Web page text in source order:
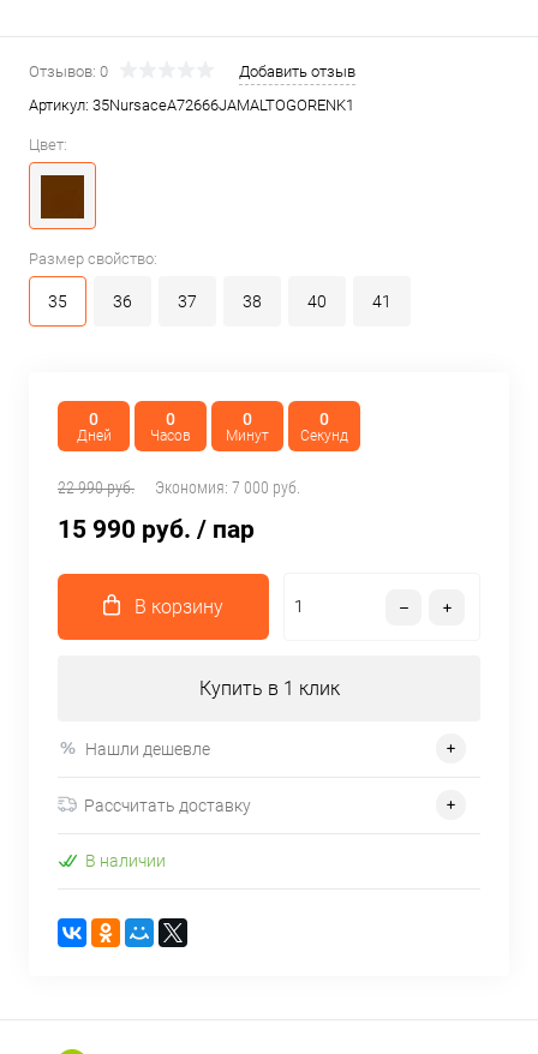
Отзывов: 0
Добавить отзыв
Артикул: 35NursaceA72666JAMALTOGORENK1
Цвет:
Размер свойство:
35 36 37 38 40 41
0
Дней
0
Часов
0
Минут
0
Секунд
22 990 руб. Экономия: 7 000 руб.
15 990 руб. / пар
В корзину
Купить в 1 клик
Нашли дешевле
Рассчитать доставку
В наличии